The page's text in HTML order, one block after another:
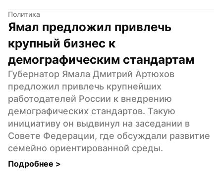
Политика
Ямал предложил привлечь
крупный бизнес к
демографическим стандартам
Губернатор Ямала Дмитрий Артюхов
предложил привлечь крупнейших
работодателей России к внедрению
демографических стандартов. Такую
инициативу он выдвинул на заседании в
Совете Федерации, где обсуждали развитие
семейно ориентированной среды.
Подробнее >